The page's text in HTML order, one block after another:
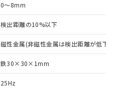
0～8mm
検出距離の10%以下
磁性金属(非磁性金属は検出距離が低下
鉄30×30×1mm
25Hz